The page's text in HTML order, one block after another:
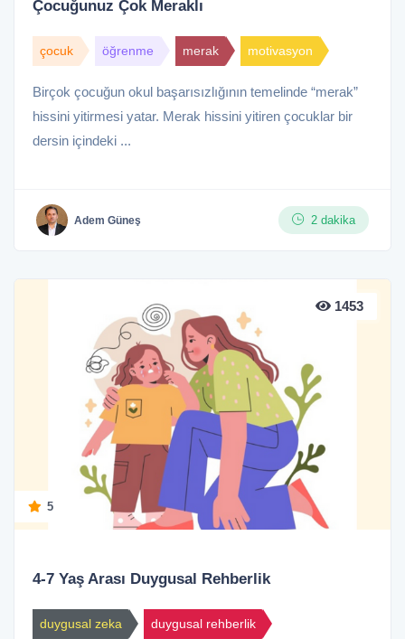
Çocuğunuz Çok Meraklı
çocuk öğrenme merak motivasyon
Birçok çocuğun okul başarısızlığının temelinde “merak”
hissini yitirmesi yatar. Merak hissini yitiren çocuklar bir
dersin içindeki ...
Adem Güneş 2 dakika
1453
5
4-7 Yaş Arası Duygusal Rehberlik
duygusal zeka duygusal rehberlik